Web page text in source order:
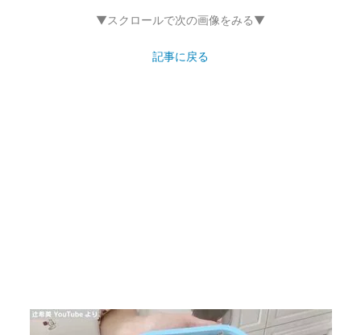
▼スクロールで次の画像をみる▼
記事に戻る